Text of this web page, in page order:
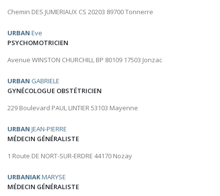
Chemin DES JUMERIAUX CS 20203 89700 Tonnerre
URBAN Eve
PSYCHOMOTRICIEN
Avenue WINSTON CHURCHILL BP 80109 17503 Jonzac
URBAN GABRIELE
GYNÉCOLOGUE OBSTÉTRICIEN
229 Boulevard PAUL LINTIER 53103 Mayenne
URBAN JEAN-PIERRE
MÉDECIN GÉNÉRALISTE
1 Route DE NORT-SUR-ERDRE 44170 Nozay
URBANIAKMARYSE
MÉDECIN GÉNÉRALISTE